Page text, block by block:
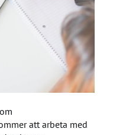
att arbeta med